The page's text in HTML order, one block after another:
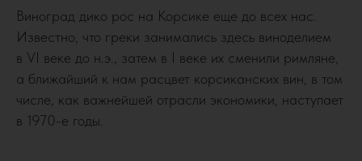
Виноград дико рос на Корсике еще до всех нас.
Известно, что греки занимались здесь виноделием
в VI веке до н.э., затем в I веке их сменили римляне,
а ближайший к нам расцвет корсиканских вин, в том
числе, как важнейшей отрасли экономики, наступает
в 1970-е годы.